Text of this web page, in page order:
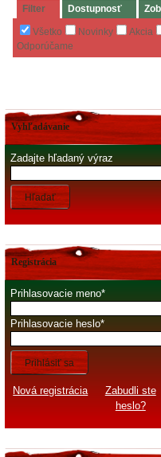
Filter Dostupnosť
Všetko Novinky Akcia
Odporúčame
Vyhľadávanie
Zadajte hľadaný výraz
Hľadať
Registrácia
Prihlasovacie meno
Prihlasovacie heslo
Prihlásiť sa
Nová registrácia
Zabudli ste
heslo?